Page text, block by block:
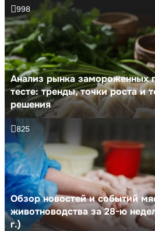
Анализ рынка замороженных
тесте: тренды, точки роста и
решения
998
Обзор новостей и событий
животноводства за 28-ю
г.)
825